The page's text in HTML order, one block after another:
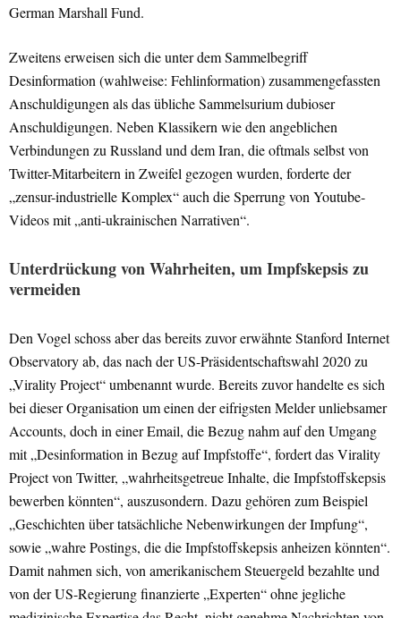
German Marshall Fund.
Zweitens erweisen sich die unter dem Sammelbegriff
Desinformation (wahlweise: Fehlinformation) zusammengefassten
Anschuldigungen als das übliche Sammelsurium dubioser
Anschuldigungen. Neben Klassikern wie den angeblichen
Verbindungen zu Russland und dem Iran, die oftmals selbst von
Twitter-Mitarbeitern in Zweifel gezogen wurden, forderte der
„zensur-industrielle Komplex“ auch die Sperrung von Youtube-
Videos mit „anti-ukrainischen Narrativen“.
Unterdrückung von Wahrheiten, um Impfskepsis zu
vermeiden
Den Vogel schoss aber das bereits zuvor erwähnte Stanford Internet
Observatory ab, das nach der US-Präsidentschaftswahl 2020 zu
„Virality Project“ umbenannt wurde. Bereits zuvor handelte es sich
bei dieser Organisation um einen der eifrigsten Melder unliebsamer
Accounts, doch in einer Email, die Bezug nahm auf den Umgang
mit „Desinformation in Bezug auf Impfstoffe“, fordert das Virality
Project von Twitter, „wahrheitsgetreue Inhalte, die Impfstoffskepsis
bewerben könnten“, auszusondern. Dazu gehören zum Beispiel
„Geschichten über tatsächliche Nebenwirkungen der Impfung“,
sowie „wahre Postings, die die Impfstoffskepsis anheizen könnten“.
Damit nahmen sich, von amerikanischem Steuergeld bezahlte und
von der US-Regierung finanzierte „Experten“ ohne jegliche